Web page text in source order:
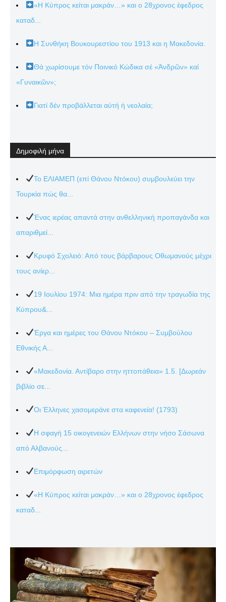
«Η Κύπρος κείται μακράν…» και ο 28χρονος έφεδρος
καταδ...
Η Συνθήκη Βουκουρεστίου του 1913 και η Μακεδονία.
Θά χωρίσουμε τόν Ποινικό Κώδικα σέ «Ἀνδρῶν» καί
«Γυναικῶν»;
Γιατί δέν προβάλλεται αὐτή ἡ νεολαία;
Δημοφιλή μήνα
Το ΕΛΙΑΜΕΠ (επί Θάνου Ντόκου) συμβουλεύει την
Τουρκία πώς θα...
Ένας ιερέας απαντά στην ανθελληνική προπαγάνδα και
απαριθμεί...
Κρυφό Σχολειό: Από τους βάρβαρους Οθωμανούς μέχρι
τους ανίερ...
19 Ιουλίου 1974: Μια ημέρα πριν από την τραγωδία της
Κύπρου&...
Έργα και ημέρες του Θάνου Ντόκου – Συμβούλου
Εθνικής Α...
«Μακεδονία. Αντίβαρο στην ηττοπάθεια» 1.5. [Δωρεάν
βιβλίο σε...
Οι Έλληνες χασομεράνε στα καφενεία! (1793)
Η σφαγή 15 οικογενειών Ελλήνων στην νήσο Σάσωνα
από Αλβανούς...
Επιμόρφωση αιρετών
«Η Κύπρος κείται μακράν…» και ο 28χρονος έφεδρος
καταδ...